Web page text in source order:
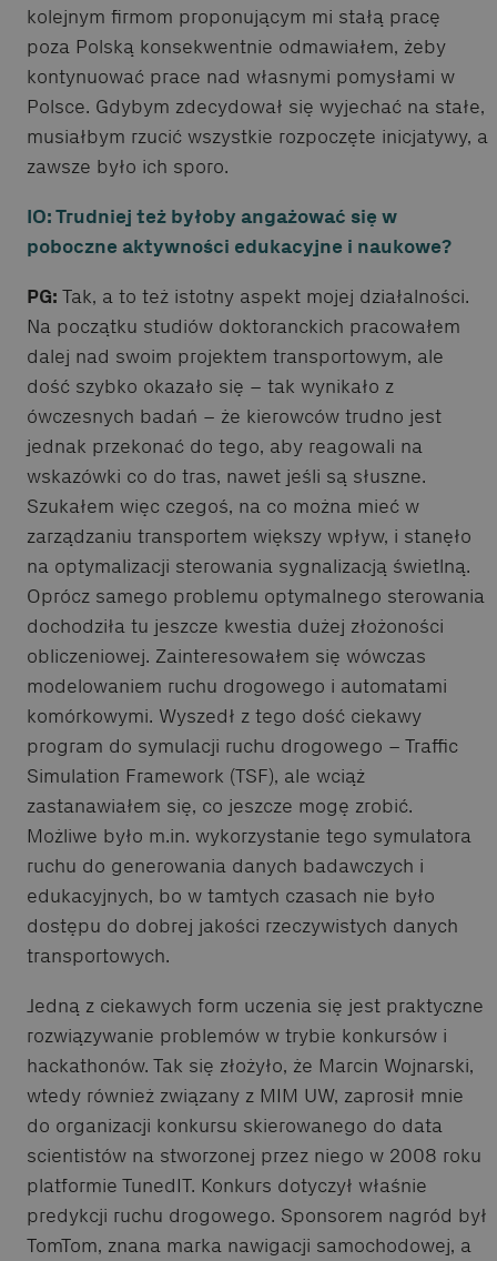
kolejnym firmom proponującym mi stałą pracę
poza Polską konsekwentnie odmawiałem, żeby
kontynuować prace nad własnymi pomysłami w
Polsce. Gdybym zdecydował się wyjechać na stałe,
musiałbym rzucić wszystkie rozpoczęte inicjatywy, a
zawsze było ich sporo.
IO: Trudniej też byłoby angażować się w
poboczne aktywności edukacyjne i naukowe?
PG: Tak, a to też istotny aspekt mojej działalności.
Na początku studiów doktoranckich pracowałem
dalej nad swoim projektem transportowym, ale
dość szybko okazało się – tak wynikało z
ówczesnych badań – że kierowców trudno jest
jednak przekonać do tego, aby reagowali na
wskazówki co do tras, nawet jeśli są słuszne.
Szukałem więc czegoś, na co można mieć w
zarządzaniu transportem większy wpływ, i stanęło
na optymalizacji sterowania sygnalizacją świetlną.
Oprócz samego problemu optymalnego sterowania
dochodziła tu jeszcze kwestia dużej złożoności
obliczeniowej. Zainteresowałem się wówczas
modelowaniem ruchu drogowego i automatami
komórkowymi. Wyszedł z tego dość ciekawy
program do symulacji ruchu drogowego – Traffic
Simulation Framework (TSF), ale wciąż
zastanawiałem się, co jeszcze mogę zrobić.
Możliwe było m.in. wykorzystanie tego symulatora
ruchu do generowania danych badawczych i
edukacyjnych, bo w tamtych czasach nie było
dostępu do dobrej jakości rzeczywistych danych
transportowych.
Jedną z ciekawych form uczenia się jest praktyczne
rozwiązywanie problemów w trybie konkursów i
hackathonów. Tak się złożyło, że Marcin Wojnarski,
wtedy również związany z MIM UW, zaprosił mnie
do organizacji konkursu skierowanego do data
scientistów na stworzonej przez niego w 2008 roku
platformie TunedIT. Konkurs dotyczył właśnie
predykcji ruchu drogowego. Sponsorem nagród był
TomTom, znana marka nawigacji samochodowej, a